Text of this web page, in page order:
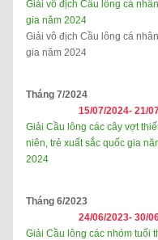
Giải vô địch Cầu lông cá
gia năm 2024
Giải vô địch Cầu lông cá
gia năm 2024
Tháng 7/2024
15/07/2024- 21/
Giải Cầu lông các cây vợt
niên, trẻ xuất sắc quốc gia
2024
Tháng 6/2023
24/06/2023- 30/
Giải Cầu lông các nhóm tuổi